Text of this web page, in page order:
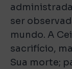
ser
mundo. A
sacrifício,
Sua morte;